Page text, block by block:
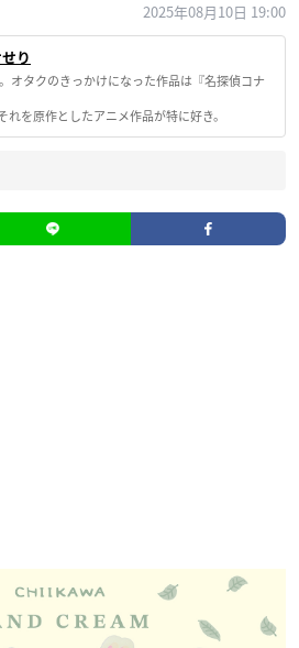
2025年08月10日 19:00
り
オタクのきっかけになった作品は『名探偵コナ
れを原作としたアニメ作品が特に好き。